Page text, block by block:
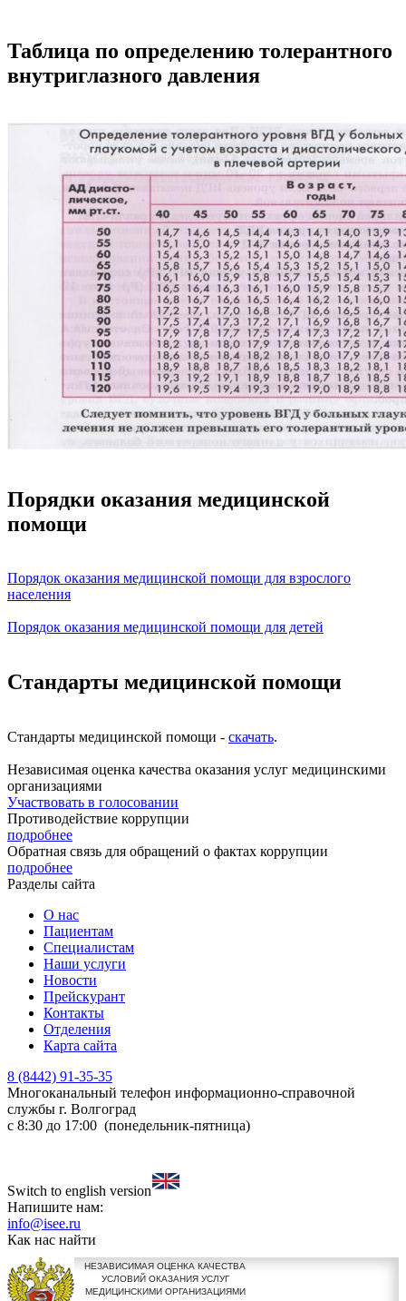
Таблица по определению толерантного
внутриглазного давления
Порядки оказания медицинской
помощи
Порядок оказания медицинской помощи для взрослого
населения
Порядок оказания медицинской помощи для детей
Стандарты медицинской помощи
Стандарты медицинской помощи - скачать.
Независимая оценка качества оказания услуг медицинскими
организациями
Участвовать в голосовании
Противодействие коррупции
подробнее
Обратная связь для обращений о фактах коррупции
подробнее
Разделы сайта
О нас
Пациентам
Специалистам
Наши услуги
Новости
Прейскурант
Контакты
Отделения
Карта сайта
8 (8442) 91-35-35
Многоканальный телефон информационно-справочной
службы г. Волгоград
с 8:30 до 17:00 (понедельник-пятница)
Switch to english version
Напишите нам:
info@isee.ru
Как нас найти
НЕЗАВИСИМАЯ ОЦЕНКА КАЧЕСТВА
УСЛОВИЙ ОКАЗАНИЯ УСЛУГ
МЕДИЦИНСКИМИ ОРГАНИЗАЦИЯМИ